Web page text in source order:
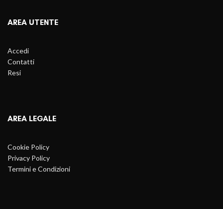
AREA UTENTE
Accedi
Contatti
Resi
AREA LEGALE
Cookie Policy
Privacy Policy
Termini e Condizioni